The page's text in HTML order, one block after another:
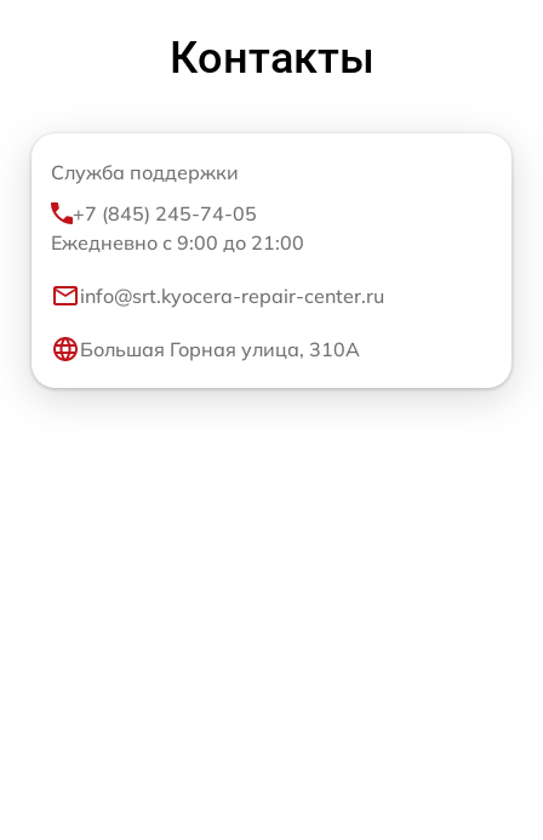
Контакты
Служба поддержки
+7 (845) 245-74-05
Ежедневно с 9:00 до 21:00
info@srt.kyocera-repair-center.ru
Большая Горная улица, 310А